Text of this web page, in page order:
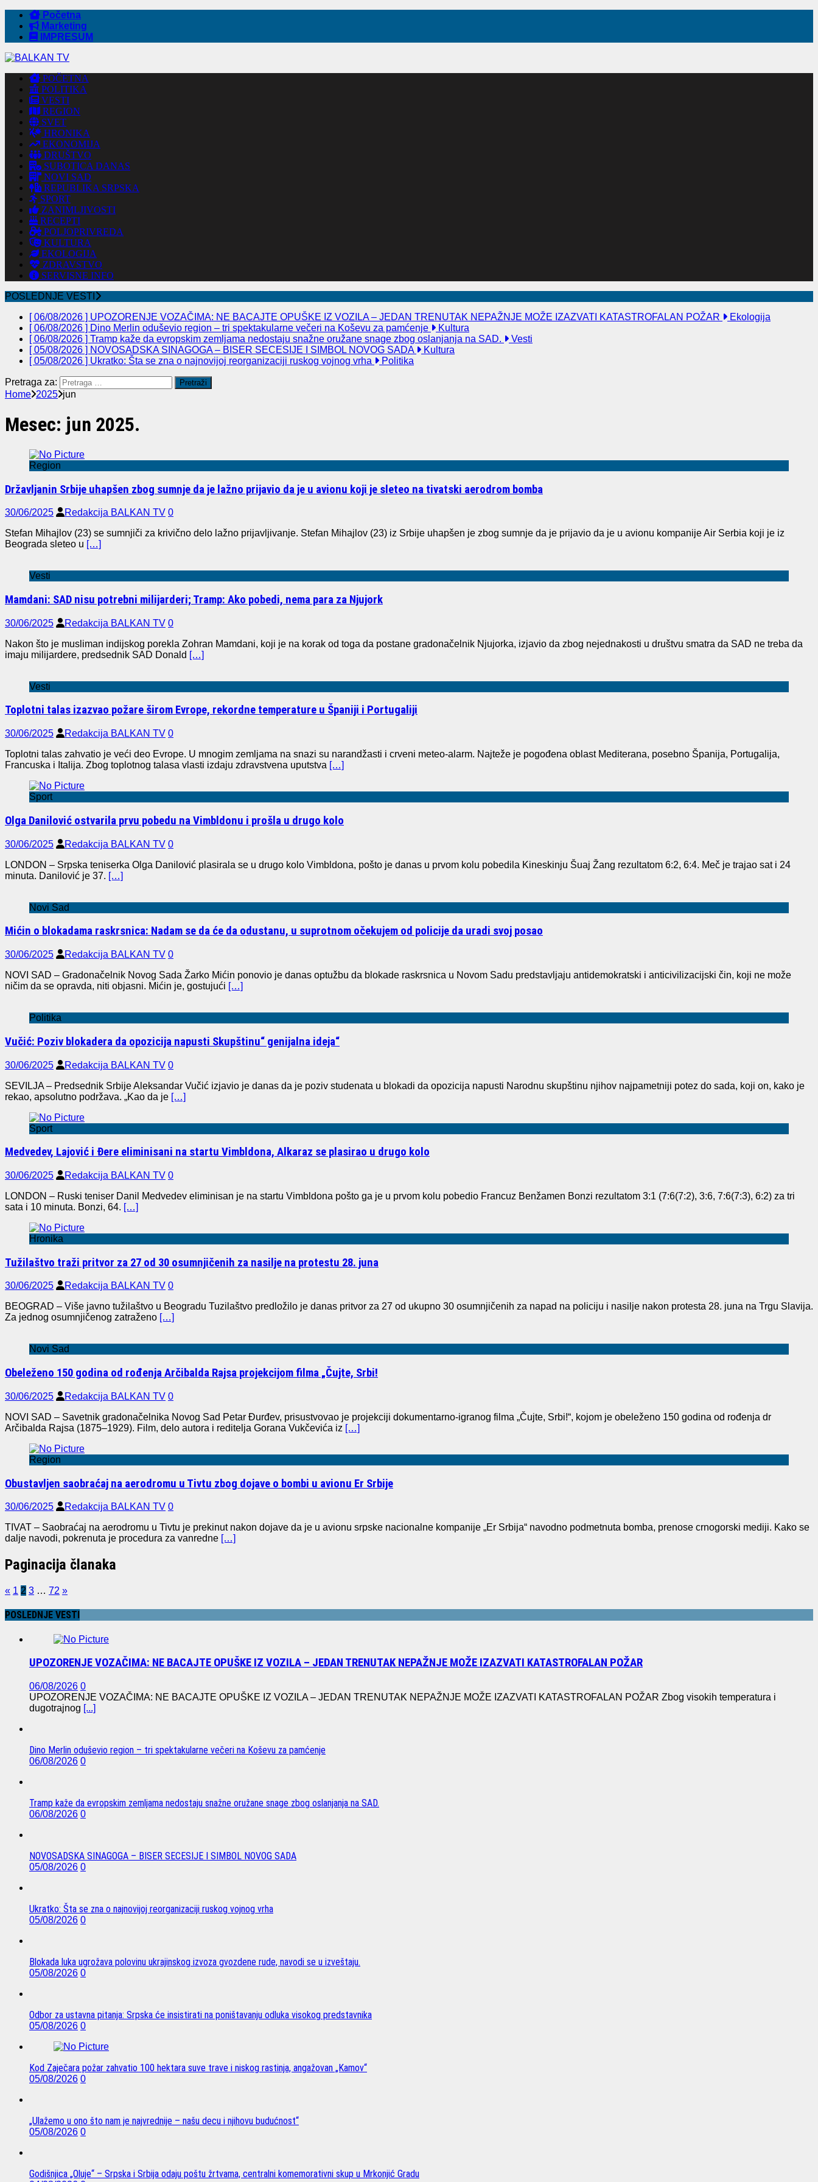
Početna
Marketing
IMPRESUM
POČETNA
POLITIKA
VESTI
REGION
SVET
HRONIKA
EKONOMIJA
DRUŠTVO
SUBOTICA DANAS
NOVI SAD
REPUBLIKA SRPSKA
SPORT
ZANIMLJIVOSTI
RECEPTI
POLJOPRIVREDA
KULTURA
EKOLOGIJA
ZDRAVSTVO
SERVISNE INFO
POSLEDNJE VESTI
[ 06/08/2026 ] UPOZORENJE VOZAČIMA: NE BACAJTE OPUŠKE IZ VOZILA – JEDAN TRENUTAK NEPAŽNJE MOŽE IZAZVATI KATASTROFALAN POŽAR
Ekologija
[ 06/08/2026 ] Dino Merlin oduševio region – tri spektakularne večeri na Koševu za pamćenje
Kultura
[ 06/08/2026 ] Tramp kaže da evropskim zemljama nedostaju snažne oružane snage zbog oslanjanja na SAD.
Vesti
[ 05/08/2026 ] NOVOSADSKA SINAGOGA – BISER SECESIJE I SIMBOL NOVOG SADA
Kultura
[ 05/08/2026 ] Ukratko: Šta se zna o najnovijoj reorganizaciji ruskog vojnog vrha Politika
Pretraga za:
Home 2025 jun
Mesec: jun 2025.
Region
Državljanin Srbije uhapšen zbog sumnje da je lažno prijavio da je u avionu koji je sleteo na tivatski aerodrom bomba
30/06/2025 Redakcija BALKAN TV 0
Stefan Mihajlov (23) se sumnjiči za krivično delo lažno prijavljivanje. Stefan Mihajlov (23) iz Srbije uhapšen je zbog sumnje da je prijavio da je u avionu kompanije Air Serbia koji je iz
Beograda sleteo u […]
Vesti
Mamdani: SAD nisu potrebni milijarderi; Tramp: Ako pobedi, nema para za Njujork
30/06/2025 Redakcija BALKAN TV 0
Nakon što je musliman indijskog porekla Zohran Mamdani, koji je na korak od toga da postane gradonačelnik Njujorka, izjavio da zbog nejednakosti u društvu smatra da SAD ne treba da
imaju milijardere, predsednik SAD Donald […]
Vesti
Toplotni talas izazvao požare širom Evrope, rekordne temperature u Španiji i Portugaliji
30/06/2025 Redakcija BALKAN TV 0
Toplotni talas zahvatio je veći deo Evrope. U mnogim zemljama na snazi su narandžasti i crveni meteo-alarm. Najteže je pogođena oblast Mediterana, posebno Španija, Portugalija,
Francuska i Italija. Zbog toplotnog talasa vlasti izdaju zdravstvena uputstva […]
Sport
Olga Danilović ostvarila prvu pobedu na Vimbldonu i prošla u drugo kolo
30/06/2025 Redakcija BALKAN TV 0
LONDON – Srpska teniserka Olga Danilović plasirala se u drugo kolo Vimbldona, pošto je danas u prvom kolu pobedila Kineskinju Šuaj Žang rezultatom 6:2, 6:4. Meč je trajao sat i 24
minuta. Danilović je 37. […]
Novi Sad
Mićin o blokadama raskrsnica: Nadam se da će da odustanu, u suprotnom očekujem od policije da uradi svoj posao
30/06/2025 Redakcija BALKAN TV 0
NOVI SAD – Gradonačelnik Novog Sada Žarko Mićin ponovio je danas optužbu da blokade raskrsnica u Novom Sadu predstavljaju antidemokratski i anticivilizacijski čin, koji ne može
ničim da se opravda, niti objasni. Mićin je, gostujući […]
Politika
Vučić: Poziv blokadera da opozicija napusti Skupštinu“ genijalna ideja“
30/06/2025 Redakcija BALKAN TV 0
SEVILJA – Predsednik Srbije Aleksandar Vučić izjavio je danas da je poziv studenata u blokadi da opozicija napusti Narodnu skupštinu njihov najpametniji potez do sada, koji on, kako je
rekao, apsolutno podržava. „Kao da je […]
Sport
Medvedev, Lajović i Đere eliminisani na startu Vimbldona, Alkaraz se plasirao u drugo kolo
30/06/2025 Redakcija BALKAN TV 0
LONDON – Ruski teniser Danil Medvedev eliminisan je na startu Vimbldona pošto ga je u prvom kolu pobedio Francuz Benžamen Bonzi rezultatom 3:1 (7:6(7:2), 3:6, 7:6(7:3), 6:2) za tri
sata i 10 minuta. Bonzi, 64. […]
Hronika
Tužilaštvo traži pritvor za 27 od 30 osumnjičenih za nasilje na protestu 28. juna
30/06/2025 Redakcija BALKAN TV 0
BEOGRAD – Više javno tužilaštvo u Beogradu Tuzilaštvo predložilo je danas pritvor za 27 od ukupno 30 osumnjičenih za napad na policiju i nasilje nakon protesta 28. juna na Trgu Slavija.
Za jednog osumnjičenog zatraženo […]
Novi Sad
Obeleženo 150 godina od rođenja Arčibalda Rajsa projekcijom filma „Čujte, Srbi!
30/06/2025 Redakcija BALKAN TV 0
NOVI SAD – Savetnik gradonačelnika Novog Sad Petar Đurđev, prisustvovao je projekciji dokumentarno-igranog filma „Čujte, Srbi!“, kojom je obeleženo 150 godina od rođenja dr
Arčibalda Rajsa (1875–1929). Film, delo autora i reditelja Gorana Vukčevića iz […]
Region
Obustavljen saobraćaj na aerodromu u Tivtu zbog dojave o bombi u avionu Er Srbije
30/06/2025 Redakcija BALKAN TV 0
TIVAT – Saobraćaj na aerodromu u Tivtu je prekinut nakon dojave da je u avionu srpske nacionalne kompanije „Er Srbija“ navodno podmetnuta bomba, prenose crnogorski mediji. Kako se
dalje navodi, pokrenuta je procedura za vanredne […]
Paginacija članaka
« 1 2 3 … 72 »
POSLEDNJE VESTI
UPOZORENJE VOZAČIMA: NE BACAJTE OPUŠKE IZ VOZILA – JEDAN TRENUTAK NEPAŽNJE MOŽE IZAZVATI KATASTROFALAN POŽAR
06/08/2026 0
UPOZORENJE VOZAČIMA: NE BACAJTE OPUŠKE IZ VOZILA – JEDAN TRENUTAK NEPAŽNJE MOŽE IZAZVATI KATASTROFALAN POŽAR Zbog visokih temperatura i
dugotrajnog [...]
Dino Merlin oduševio region – tri spektakularne večeri na Koševu za pamćenje
06/08/2026 0
Tramp kaže da evropskim zemljama nedostaju snažne oružane snage zbog oslanjanja na SAD.
06/08/2026 0
NOVOSADSKA SINAGOGA – BISER SECESIJE I SIMBOL NOVOG SADA
05/08/2026 0
Ukratko: Šta se zna o najnovijoj reorganizaciji ruskog vojnog vrha
05/08/2026 0
Blokada luka ugrožava polovinu ukrajinskog izvoza gvozdene rude, navodi se u izveštaju.
05/08/2026 0
Odbor za ustavna pitanja: Srpska će insistirati na poništavanju odluka visokog predstavnika
05/08/2026 0
Kod Zaječara požar zahvatio 100 hektara suve trave i niskog rastinja, angažovan „Kamov“
05/08/2026 0
„Ulažemo u ono što nam je najvrednije – našu decu i njihovu budućnost“
05/08/2026 0
Godišnjica „Oluje“ – Srpska i Srbija odaju poštu žrtvama, centralni komemorativni skup u Mrkonjić Gradu